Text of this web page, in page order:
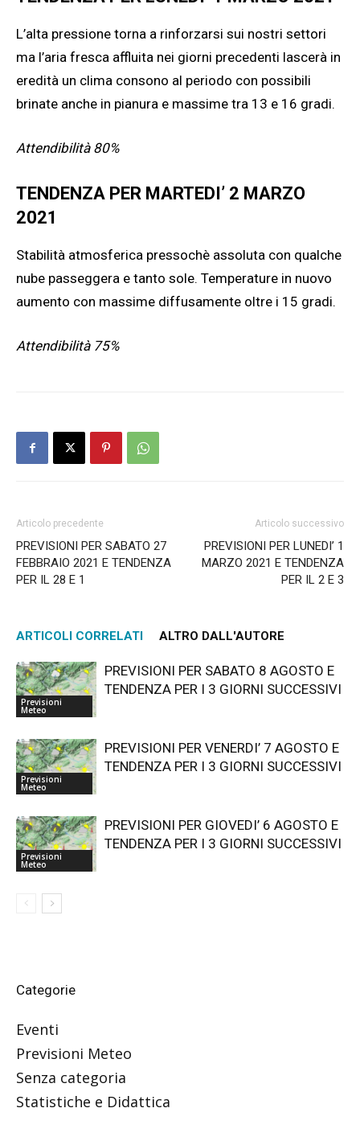
L’alta pressione torna a rinforzarsi sui nostri settori
ma l’aria fresca affluita nei giorni precedenti lascerà in
eredità un clima consono al periodo con possibili
brinate anche in pianura e massime tra 13 e 16 gradi.
Attendibilità 80%
TENDENZA PER MARTEDI’ 2 MARZO
2021
Stabilità atmosferica pressochè assoluta con qualche
nube passeggera e tanto sole. Temperature in nuovo
aumento con massime diffusamente oltre i 15 gradi.
Attendibilità 75%
Articolo precedente
PREVISIONI PER SABATO 27
FEBBRAIO 2021 E TENDENZA
PER IL 28 E 1
Articolo successivo
PREVISIONI PER LUNEDI’ 1
MARZO 2021 E TENDENZA
PER IL 2 E 3
ARTICOLI CORRELATI ALTRO DALL'AUTORE
Previsioni
Meteo
PREVISIONI PER SABATO 8 AGOSTO E
TENDENZA PER I 3 GIORNI SUCCESSIVI
Previsioni
Meteo
PREVISIONI PER VENERDI’ 7 AGOSTO E
TENDENZA PER I 3 GIORNI SUCCESSIVI
Previsioni
Meteo
PREVISIONI PER GIOVEDI’ 6 AGOSTO E
TENDENZA PER I 3 GIORNI SUCCESSIVI
Categorie
Eventi
Previsioni Meteo
Senza categoria
Statistiche e Didattica